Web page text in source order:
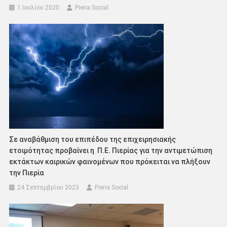
1 Ιουλίου 2020 Pieria Social
Σε αναβάθμιση του επιπέδου της επιχειρησιακής
ετοιμότητας προβαίνει η Π.Ε. Πιερίας για την αντιμετώπιση
εκτάκτων καιρικών φαινομένων που πρόκειται να πλήξουν
την Πιερία
24 Σεπτεμβρίου 2023 Pieria Social